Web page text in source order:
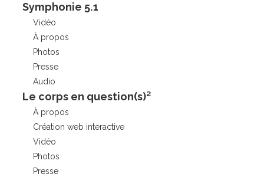
Symphonie 5.1
Vidéo
À propos
Photos
Presse
Audio
Le corps en question(s)²
À propos
Création web interactive
Vidéo
Photos
Presse